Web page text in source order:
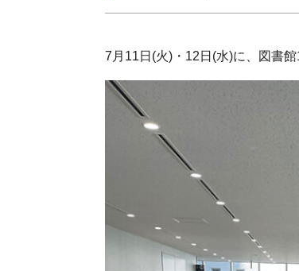
7月11日(火)・12日(水)に、図書